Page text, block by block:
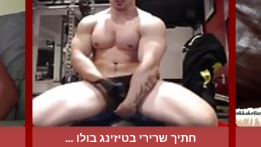
חתיך שרירי בטיזינג בולו ...